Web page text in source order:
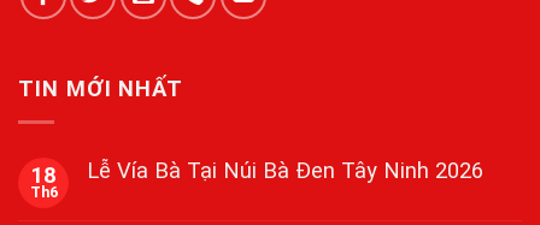
TIN MỚI NHẤT
18
Th6
Lễ Vía Bà Tại Núi Bà Đen Tây Ninh 2026